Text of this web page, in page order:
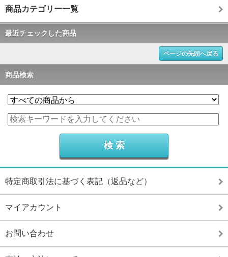
商品カテゴリー一覧
最近チェックした商品
ページの先頭へ戻る
商品検索
特定商取引法に基づく表記（返品など）
マイアカウント
お問い合わせ